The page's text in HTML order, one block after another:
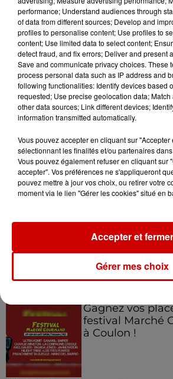
10h54
Royan : elle tente
ex-conjoint et
9h45
Cambriolages :
logements
7 août 2026
Pape Léon XIV
est son
Jeux
Gagnez vos
festival Marché
à Coulon !
performance; Understand audiences through
of data from different sources; Develop and
profiles to personalise content; Use profiles to
content; Use limited data to select content;
detect fraud, and fix errors; Deliver and present
Save and communicate privacy choices. These
process personal data such as IP address and
following functionalities: Identify devices based
requested; Use precise geolocation data;
other data sources; Link different devices;
information transmitted automatically.
Vous pouvez accepter en cliquant sur "Accepter
sélectionnant les finalités et/ou partenaires
Vous pouvez également refuser en cliquant sur
accepter". Vos préférences ne s'appliqueront
pouvez mettre à jour vos choix, ou retirer votre
moment via le lien "Gérer les cookies" situé en
Gérer mes choix
Accepter et fermer